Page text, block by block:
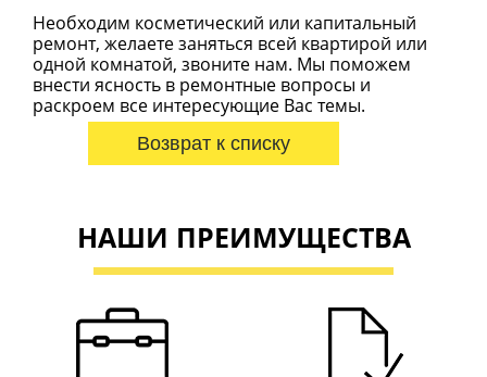
Необходим косметический или капитальный
ремонт, желаете заняться всей квартирой или
одной комнатой, звоните нам. Мы поможем
внести ясность в ремонтные вопросы и
раскроем все интересующие Вас темы.
Возврат к списку
НАШИ ПРЕИМУЩЕСТВА